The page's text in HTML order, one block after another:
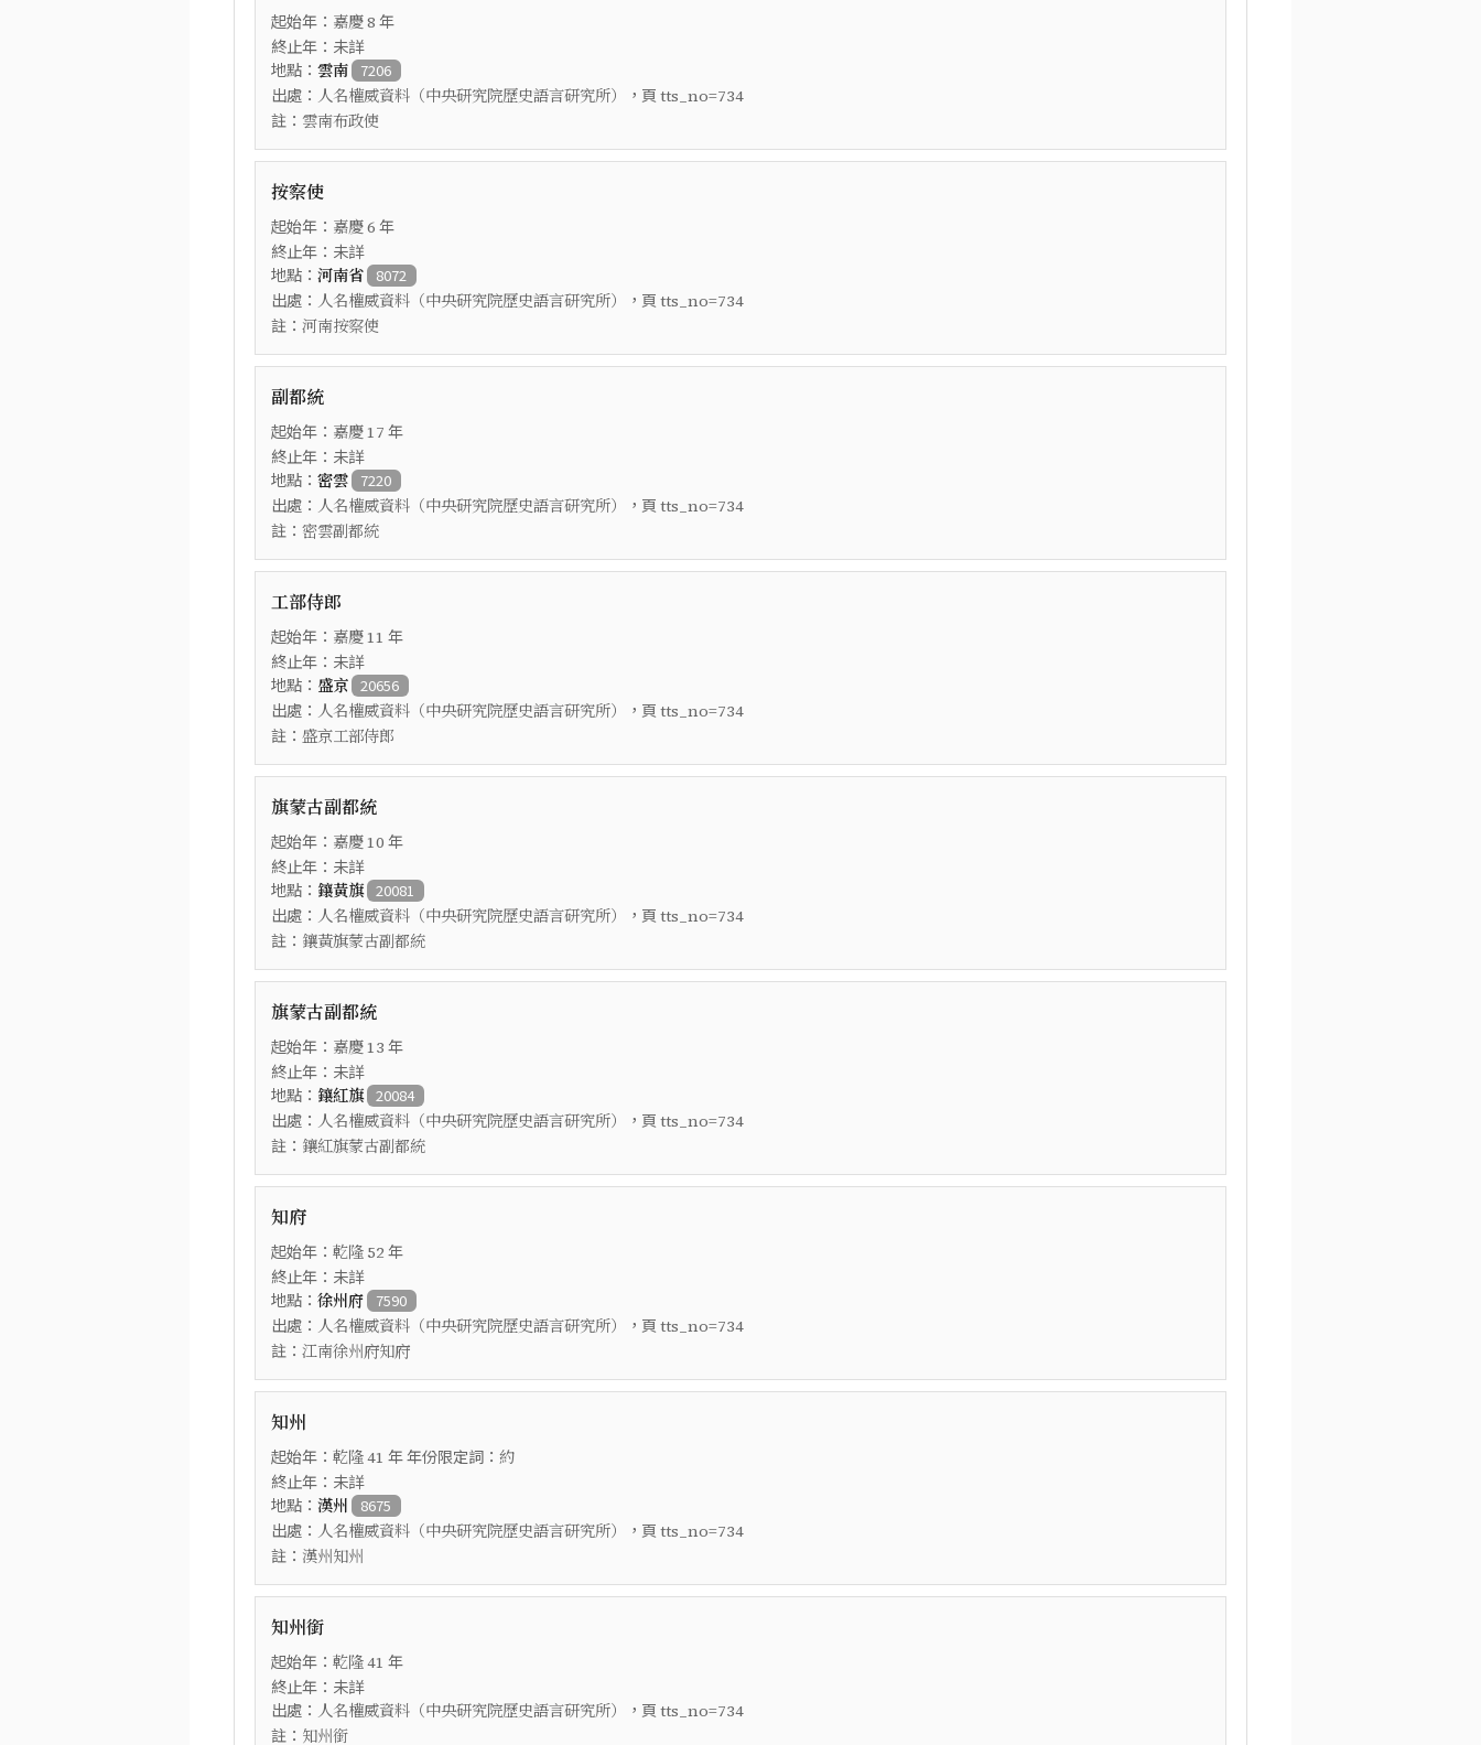
起始年： 嘉慶8 年
終止年：未詳
地點： 雲南 7206
出處： 人名權威資料（中央研究院歷史語言研究所） ，頁 tts_no=734
註： 雲南布政使
按察使
起始年： 嘉慶6 年
終止年：未詳
地點： 河南省 8072
出處： 人名權威資料（中央研究院歷史語言研究所） ，頁 tts_no=734
註： 河南按察使
副都統
起始年： 嘉慶17 年
終止年：未詳
地點： 密雲 7220
出處： 人名權威資料（中央研究院歷史語言研究所） ，頁 tts_no=734
註： 密雲副都統
工部侍郎
起始年： 嘉慶11 年
終止年：未詳
地點： 盛京 20656
出處： 人名權威資料（中央研究院歷史語言研究所） ，頁 tts_no=734
註： 盛京工部侍郎
旗蒙古副都統
起始年： 嘉慶10 年
終止年：未詳
地點： 鑲黃旗 20081
出處： 人名權威資料（中央研究院歷史語言研究所） ，頁 tts_no=734
註： 鑲黃旗蒙古副都統
旗蒙古副都統
起始年： 嘉慶13 年
終止年：未詳
地點： 鑲紅旗 20084
出處： 人名權威資料（中央研究院歷史語言研究所） ，頁 tts_no=734
註： 鑲紅旗蒙古副都統
知府
起始年： 乾隆 52 年
終止年：未詳
地點： 徐州府 7590
出處： 人名權威資料（中央研究院歷史語言研究所） ，頁 tts_no=734
註： 江南徐州府知府
知州
起始年： 乾隆41 年 年份限定詞： 約
終止年：未詳
地點： 漢州 8675
出處： 人名權威資料（中央研究院歷史語言研究所） ，頁 tts_no=734
註： 漢州知州
知州銜
起始年： 乾隆41 年
終止年：未詳
出處： 人名權威資料（中央研究院歷史語言研究所） ，頁 tts_no=734
註： 知州銜